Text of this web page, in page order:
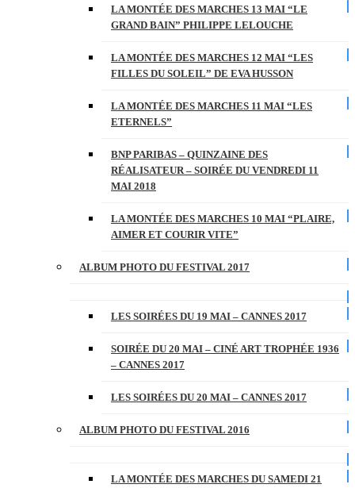
LA MONTÉE DES MARCHES 13 MAI “LE
GRAND BAIN” PHILIPPE LELOUCHE
LA MONTÉE DES MARCHES 12 MAI “LES
FILLES DU SOLEIL” DE EVA HUSSON
LA MONTÉE DES MARCHES 11 MAI “LES
ETERNELS”
BNP PARIBAS – QUINZAINE DES
RÉALISATEUR – SOIRÉE DU VENDREDI 11
MAI 2018
LA MONTÉE DES MARCHES 10 MAI “PLAIRE,
AIMER ET COURIR VITE”
ALBUM PHOTO DU FESTIVAL 2017
LES SOIRÉES DU 19 MAI – CANNES 2017
SOIRÉE DU 20 MAI – CINÉ ART TROPHÉE 1936
– CANNES 2017
LES SOIRÉES DU 20 MAI – CANNES 2017
ALBUM PHOTO DU FESTIVAL 2016
LA MONTÉE DES MARCHES DU SAMEDI 21